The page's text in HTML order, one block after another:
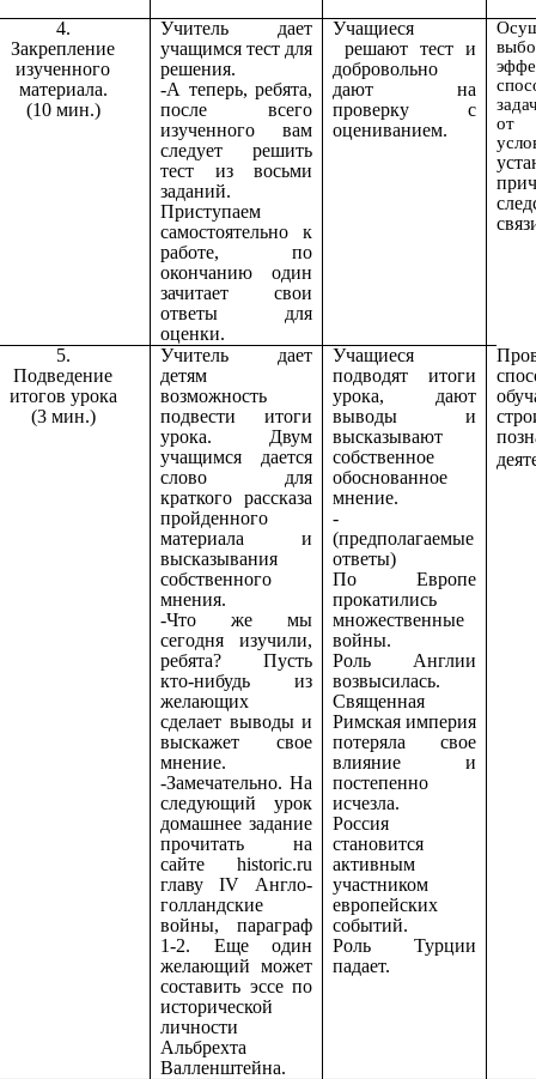
4.
Закрепление
изученного
материала.
(10 мин.)
Учитель дает
учащимся тест для
решения.
-А теперь, ребята,
после всего
изученного вам
следует решить
тест из восьми
заданий.
Приступаем
самостоятельно к
работе, по
окончанию один
зачитает свои
ответы для
оценки.
Учащиеся
решают тест и
добровольно
дают на
проверку c
оцениванием.
от
5.
Подведение
итогов урока
(3 мин.)
Учитель дает
детям
возможность
подвести итоги
урока. Двум
учащимся дается
слово для
краткого рассказа
пройденного
материала и
высказывания
собственного
мнения.
-Что же мы
сегодня изучили,
ребята? Пусть
кто-нибудь из
желающих
сделает выводы и
выскажет свое
мнение.
-Замечательно. На
следующий урок
домашнее задание
прочитать на
сайте historic.ru
главу IV Англо-
голландские
войны, параграф
1-2. Еще один
желающий может
составить эссе по
исторической
личности
Альбрехта
Валленштейна.
Учащиеся
подводят итоги
урока, дают
выводы и
высказывают
собственное
обоснованное
мнение.
-
(предполагаемые
ответы)
По Европе
прокатились
множественные
войны.
Роль Англии
возвысилась.
Священная
Римская империя
потеряла свое
влияние и
постепенно
исчезла.
Россия
становится
активным
участником
европейских
событий.
Роль Турции
падает.